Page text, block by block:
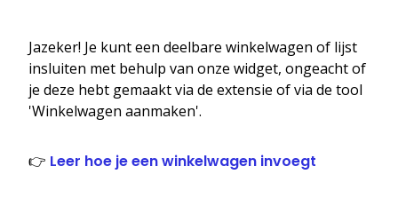
Jazeker! Je kunt een deelbare winkelwagen of lijst
insluiten met behulp van onze widget, ongeacht of
je deze hebt gemaakt via de extensie of via de tool
'Winkelwagen aanmaken'.
👉 Leer hoe je een winkelwagen invoegt